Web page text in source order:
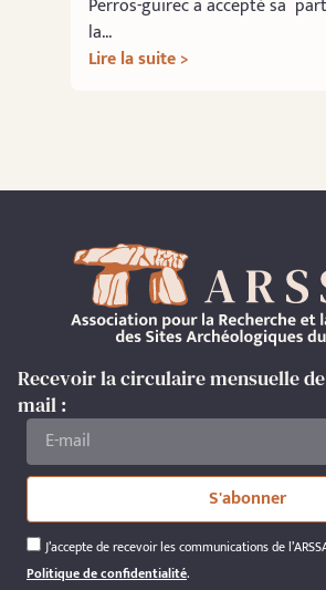
la...
Lire la suite >
Recevoir la circulaire mensuelle de
mail :
J’accepte de recevoir les communications de
Politique de confidentialité.
S'abonner